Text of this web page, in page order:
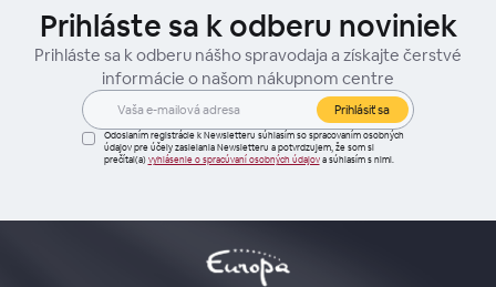
Prihláste sa k odberu noviniek
Prihláste sa k odberu nášho spravodaja a získajte čerstvé
informácie o našom nákupnom centre
Prihlásiť sa
Odoslaním registrácie k Newsletteru súhlasím so spracovaním osobných
údajov pre účely zasielania Newsletteru a potvrdzujem, že som si
prečítal(a) vyhlásenie o spracúvaní osobných údajova súhlasím s nimi.